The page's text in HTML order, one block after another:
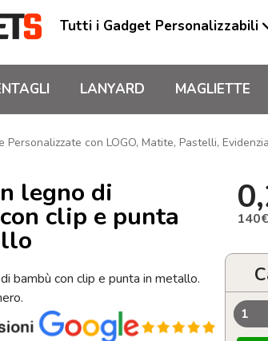
Tutti i Gadget Personalizzabili
LANYARD MAGLIETTE
Personalizzate con LOGO, Matite, Pastelli,
legno di
clip e punta
bambù con clip e punta in metallo.
1